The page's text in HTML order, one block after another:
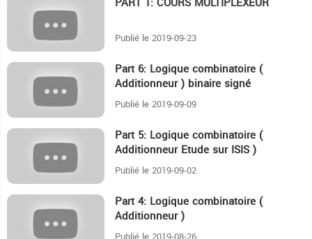
Publié le 2019-09-23
Part 6: Logique combinatoire (
Additionneur ) binaire signé
Publié le 2019-09-09
Part 5: Logique combinatoire (
Additionneur Etude sur ISIS )
Publié le 2019-09-02
Part 4: Logique combinatoire (
Additionneur )